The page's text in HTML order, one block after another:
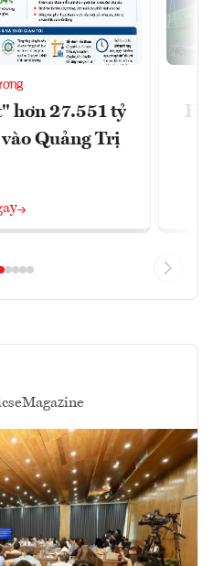
hơn 27.551 tỷ
Quảng Trị
Hà
eMagazine